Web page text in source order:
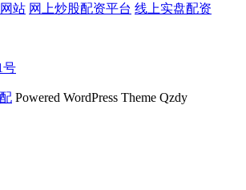
站 网上炒股配资平台 线上实盘配资
号
Powered WordPress Theme Qzdy